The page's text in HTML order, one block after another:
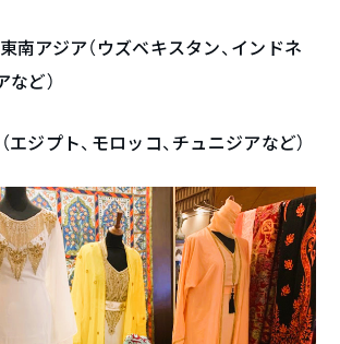
南アジア（ウズベキスタン、インドネ
ど）
ジプト、モロッコ、チュニジアなど）